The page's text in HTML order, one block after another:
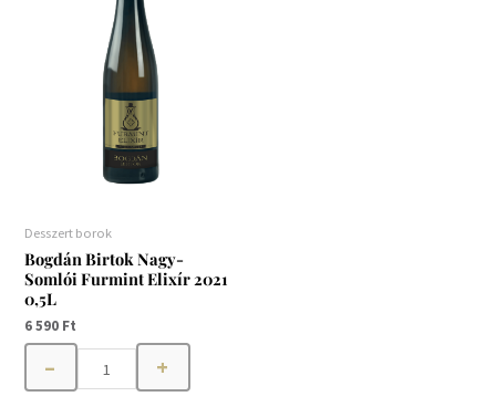
Desszert borok
Bogdán Birtok Nagy-
Somlói Furmint Elixír 2021
0,5L
6 590 Ft
– +